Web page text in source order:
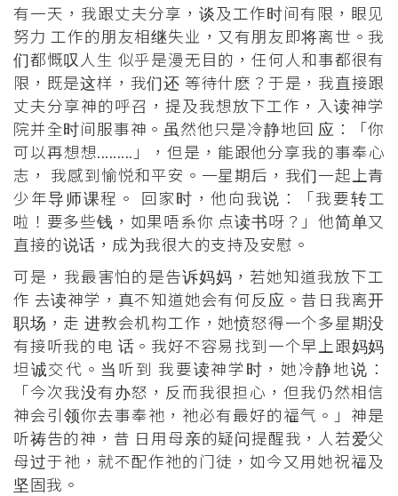
有一天，我跟丈夫分享，谈及工作时间有限，眼见
努力 工作的朋友相继失业，又有朋友即将离世。我
们都慨叹人生 似乎是漫无目的，任何人和事都很有
限，既是这样，我们还 等待什麽？于是，我直接跟
丈夫分享神的呼召，提及我想放下工作，入读神学
院并全时间服事神。虽然他只是冷静地回 应：「你
可以再想想.........」，但是，能跟他分享我的事奉心
志， 我感到愉悦和平安。一星期后，我们一起上青
少年导师课程。 回家时，他向我说：「我要转工
啦！要多些钱，如果唔系你 点读书呀？」他简单又
直接的说话，成为我很大的支持及安慰。
可是，我最害怕的是告诉妈妈，若她知道我放下工
作 去读神学，真不知道她会有何反应。昔日我离开
职场，走 进教会机构工作，她愤怒得一个多星期没
有接听我的电 话。我好不容易找到一个早上跟妈妈
坦诚交代。当听到 我要读神学时，她冷静地说：
「今次我没有办怒，反而我很担心，但我仍然相信
神会引领你去事奉祂，祂必有最好的福气。」神是
听祷告的神，昔 日用母亲的疑问提醒我，人若爱父
母过于祂，就不配作祂的门徒，如今又用她祝福及
坚固我。